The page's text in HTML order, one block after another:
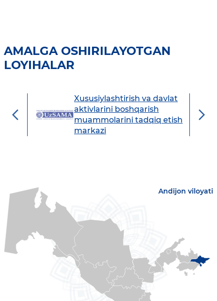
AMALGA OSHIRILAYOTGAN
LOYIHALAR
Xususiylashtirish va davlat
aktivlarini boshqarish
muammolarini tadqiq etish
markazi
Andijon viloyati